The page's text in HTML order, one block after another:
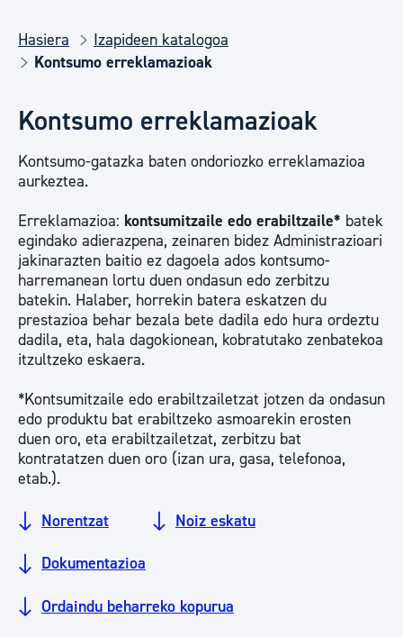
Hasiera
Izapideen katalogoa
Kontsumo erreklamazioak
Kontsumo erreklamazioak
Kontsumo-gatazka baten ondoriozko erreklamazioa
aurkeztea.
Erreklamazioa: kontsumitzaile edo erabiltzaile* batek
egindako adierazpena, zeinaren bidez Administrazioari
jakinarazten baitio ez dagoela ados kontsumo-
harremanean lortu duen ondasun edo zerbitzu
batekin. Halaber, horrekin batera eskatzen du
prestazioa behar bezala bete dadila edo hura ordeztu
dadila, eta, hala dagokionean, kobratutako zenbatekoa
itzultzeko eskaera.
*Kontsumitzaile edo erabiltzailetzat jotzen da ondasun
edo produktu bat erabiltzeko asmoarekin erosten
duen oro, eta erabiltzailetzat, zerbitzu bat
kontratatzen duen oro (izan ura, gasa, telefonoa,
etab.).
Norentzat Noiz eskatu
Dokumentazioa
Ordaindu beharreko kopurua